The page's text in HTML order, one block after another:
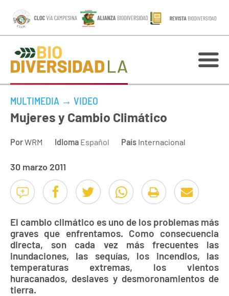
MULTIMEDIA → VIDEO
Mujeres y Cambio Climático
PorWRM Idioma Español País Internacional
30 marzo 2011
El cambio climático es uno de los problemas más
graves que enfrentamos. Como consecuencia
directa, son cada vez más frecuentes las
inundaciones, las sequías, los incendios, las
temperaturas extremas, los vientos
huracanados, deslaves y desmoronamientos de
tierra.